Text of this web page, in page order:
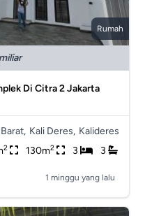
Rumah
Di Citra 2 Jakarta
Kali Deres, Kalideres
2 130m2 3 3
1 minggu yang lalu